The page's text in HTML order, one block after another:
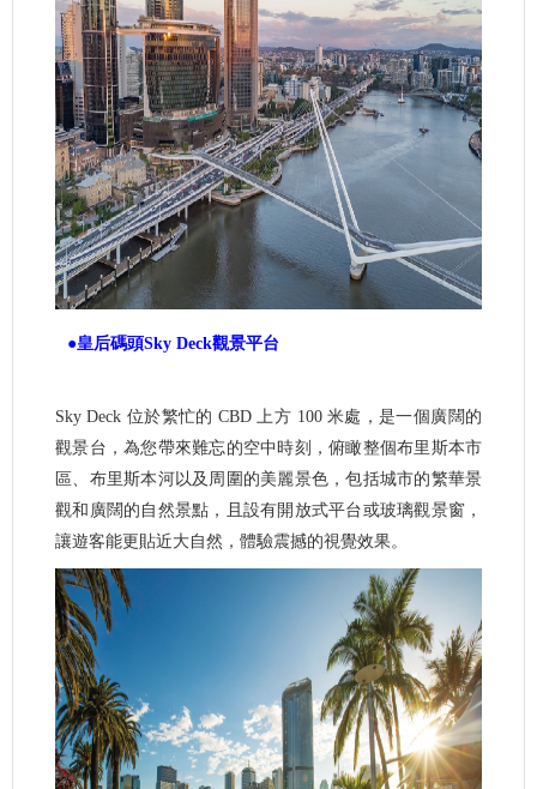
●皇后碼頭Sky Deck觀景平台
Sky Deck 位於繁忙的 CBD 上方 100 米處，是一個廣闊的
觀景台，為您帶來難忘的空中時刻，俯瞰整個布里斯本市
區、布里斯本河以及周圍的美麗景色，包括城市的繁華景
觀和廣闊的自然景點，且設有開放式平台或玻璃觀景窗，
讓遊客能更貼近大自然，體驗震撼的視覺效果。